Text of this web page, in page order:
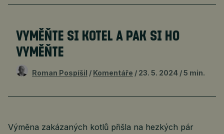
VYMĚŇTE SI KOTEL A PAK SI HO
VYMĚŇTE
Roman Pospíšil Komentáře 23. 5. 2024 5 min.
Výměna zakázaných kotlů přišla na hezkých pár